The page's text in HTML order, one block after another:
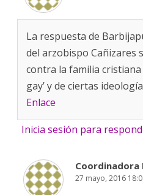
La respuesta de
del arzobispo Cañizares
contra la familia
gay’ y de ciertas
Enlace
Inicia sesión para
Coordinadora
27 mayo, 2016